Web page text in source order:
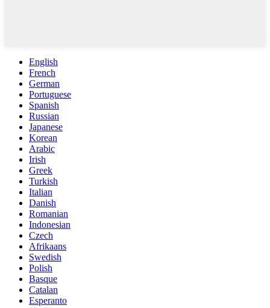
English
French
German
Portuguese
Spanish
Russian
Japanese
Korean
Arabic
Irish
Greek
Turkish
Italian
Danish
Romanian
Indonesian
Czech
Afrikaans
Swedish
Polish
Basque
Catalan
Esperanto